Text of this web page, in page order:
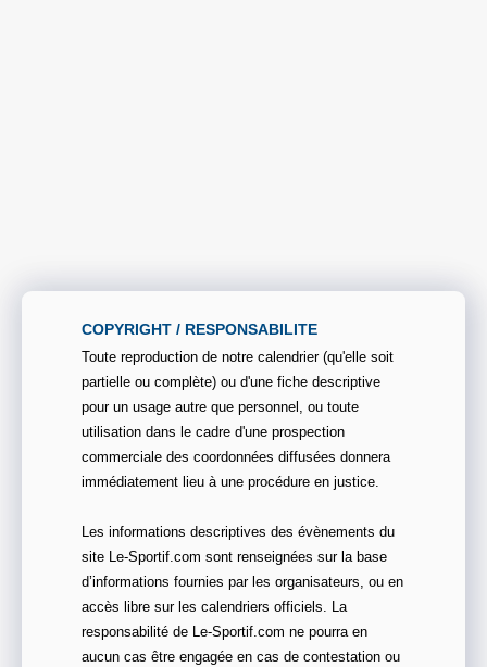
COPYRIGHT / RESPONSABILITE
Toute reproduction de notre calendrier (qu'elle soit
partielle ou complète) ou d'une fiche descriptive
pour un usage autre que personnel, ou toute
utilisation dans le cadre d'une prospection
commerciale des coordonnées diffusées donnera
immédiatement lieu à une procédure en justice.
Les informations descriptives des évènements du
site Le-Sportif.com sont renseignées sur la base
d’informations fournies par les organisateurs, ou en
accès libre sur les calendriers officiels. La
responsabilité de Le-Sportif.com ne pourra en
aucun cas être engagée en cas de contestation ou